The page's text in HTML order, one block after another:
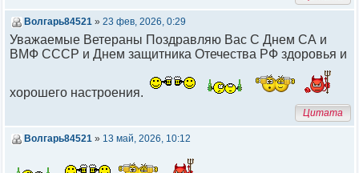
Волгарь84521 » 23 фев, 2026, 0:29
Уважаемые Ветераны Поздравляю Вас С Днем СА и
ВМФ СССР и Днем защитника Отечества РФ здоровья и
хорошего настроения.
Цитата
Волгарь84521 » 13 май, 2026, 10:12